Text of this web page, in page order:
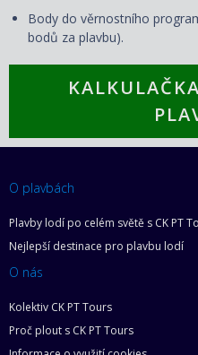
Body do věrnostního
bodů za plavbu).
O plavbách
Plavby lodí po celém světě s CK PT
Nejlepší destinace pro plavbu lodí
O nás
Kolektiv CK PT Tours
Proč plout s CK PT Tours